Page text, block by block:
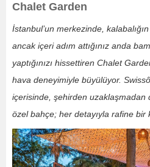
Chalet Garden
İstanbul’un merkezinde,
ancak içeri adım attığınız anda
yaptığınızı hissettiren Chalet
hava deneyimiyle büyülüyor.
içerisinde, şehirden uzaklaşmadan
özel bahçe; her detayıyla rafine bir